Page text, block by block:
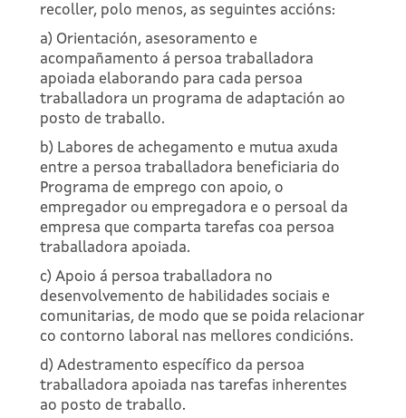
recoller, polo menos, as seguintes accións:
a) Orientación, asesoramento e
acompañamento á persoa traballadora
apoiada elaborando para cada persoa
traballadora un programa de adaptación ao
posto de traballo.
b) Labores de achegamento e mutua axuda
entre a persoa traballadora beneficiaria do
Programa de emprego con apoio, o
empregador ou empregadora e o persoal da
empresa que comparta tarefas coa persoa
traballadora apoiada.
c) Apoio á persoa traballadora no
desenvolvemento de habilidades sociais e
comunitarias, de modo que se poida relacionar
co contorno laboral nas mellores condicións.
d) Adestramento específico da persoa
traballadora apoiada nas tarefas inherentes
ao posto de traballo.